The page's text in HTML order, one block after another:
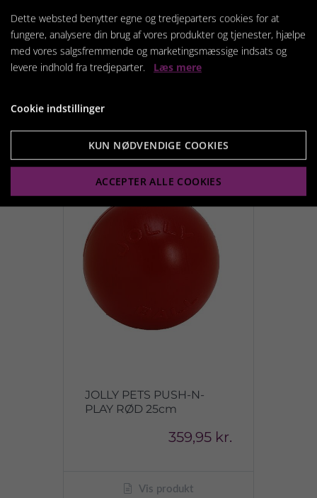
Chuckit Ultra Duo Tug
99,95 kr.
JOLLY PETS PUSH-N-
PLAY RØD 25cm
359,95 kr.
Vis produkt
Dette websted benytter egne og tredjeparters cookies for at
fungere, analysere din brug af vores produkter og tjenester, hjælpe
med vores salgsfremmende og marketingsmæssige indsats og
levere indhold fra tredjeparter. Læs mere
Cookie indstillinger
KUN NØDVENDIGE COOKIES
ACCEPTER ALLE COOKIES